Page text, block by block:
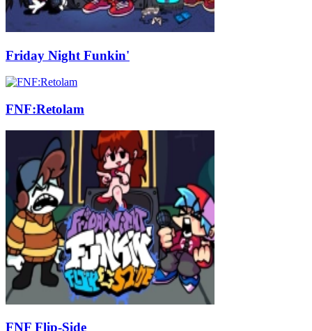
Friday Night Funkin'
FNF:Retolam
FNF Flip-Side